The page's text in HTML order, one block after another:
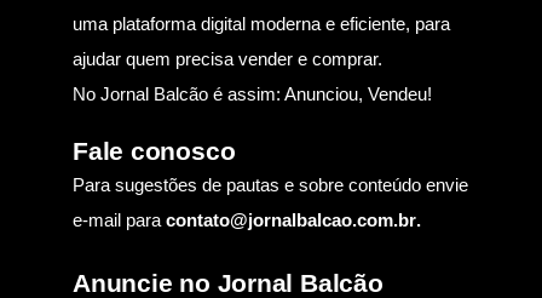
uma plataforma digital moderna e eficiente, para
ajudar quem precisa vender e comprar.
No Jornal Balcão é assim: Anunciou, Vendeu!
Fale conosco
Para sugestões de pautas e sobre conteúdo envie
e-mail para contato@jornalbalcao.com.br.
Anuncie no Jornal Balcão